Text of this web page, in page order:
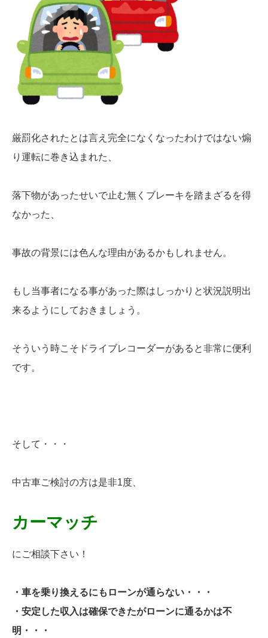
厳罰化されたとは言え完全になくなったわけではない煽
り運転に巻き込まれた、
落下物があったせいで止む無くブレーキを踏まざるを得
なかった、
事故の背景には色んな理由があるかもしれません。
もし当事者になる事があった際はしっかりと状況説明出
来るようにしておきましょう。
そういう時こそドライブレコーダーがあると非常に便利
です。
そして・・・
中古車ご検討の方は是非1度、
カーマッチ
にご相談下さい！
・車を乗り換えるにもローンが通らない・・・
・安定した収入は確保できたがローンに通るかは不
明・・・